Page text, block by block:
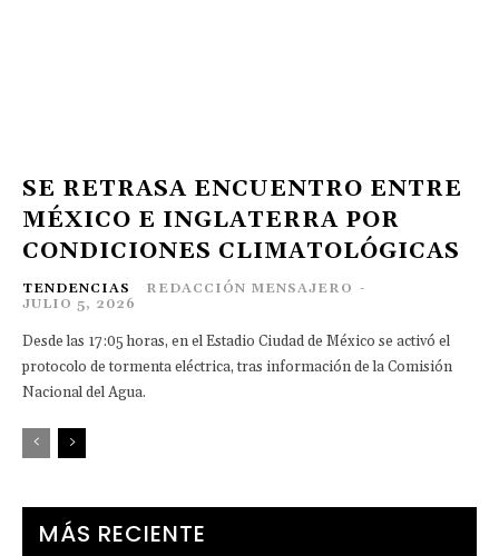
SE RETRASA ENCUENTRO ENTRE
MÉXICO E INGLATERRA POR
CONDICIONES CLIMATOLÓGICAS
TENDENCIAS REDACCIÓN MENSAJERO -
JULIO 5, 2026
Desde las 17:05 horas, en el Estadio Ciudad de México se activó el
protocolo de tormenta eléctrica, tras información de la Comisión
Nacional del Agua.
MÁS RECIENTE